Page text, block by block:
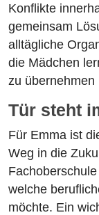
Konflikte
gemeinsam
alltägliche
die Mädchen
zu
Tür steht
Für Emma ist
Weg in die
welche
möchte. Ein